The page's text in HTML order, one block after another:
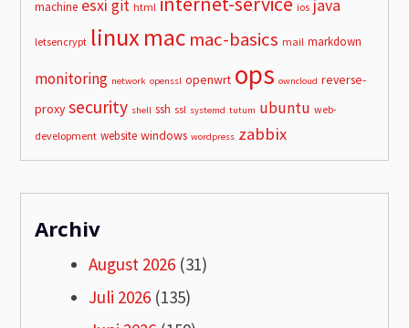
machine esxi git html ios java
letsencrypt linuxmac mac-basics mail markdown
monitoring network openssl openwrt ops owncloud reverse-
proxy security shell ssh ssl systemd tutum ubuntu web-
development website windows wordpress zabbix
Archiv
August 2026 (31)
Juli 2026 (135)